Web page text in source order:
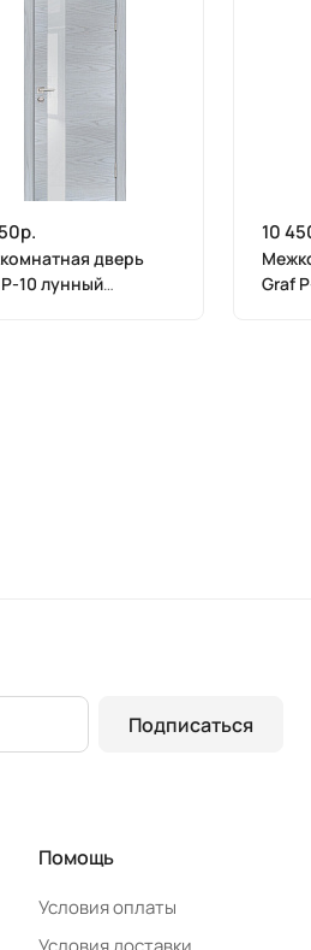
дверь
10 лунный
10
Graf
Подписаться
Помощь
Условия оплаты